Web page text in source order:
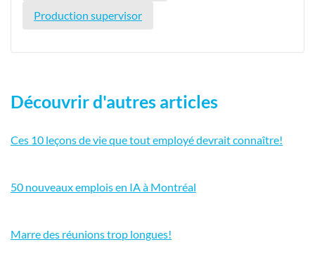
Production supervisor
Découvrir d'autres articles
Ces 10 leçons de vie que tout employé devrait connaître!
50 nouveaux emplois en IA à Montréal
Marre des réunions trop longues!